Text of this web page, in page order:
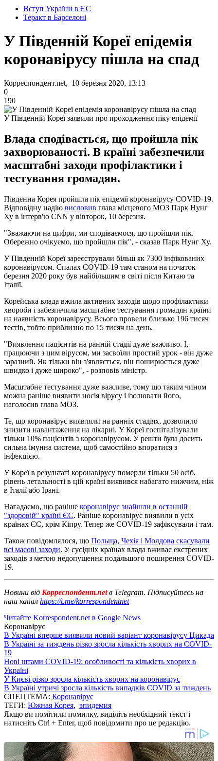
Вступ України в ЄС
Теракт в Барселоні
У Південній Кореї епідемія
коронавірусу пішла на спад
Корреспондент.net, 10 березня 2020, 13:13
0
190
У Південній Кореї заявили про проходження піку епідемії
Влада сподівається, що пройшла пік
захворюваності. В країні забезпечили
масштабні заходи профілактики і
тестування громадян.
Південна Корея пройшла пік епідемії коронавірусу COVID-19.
Відповідну надію висловив глава місцевого МОЗ Парк Нунг
Ху в інтерв'ю CNN у вівторок, 10 березня.
"Зважаючи на цифри, ми сподіваємося, що пройшли пік.
Обережно очікуємо, що пройшли пік", - сказав Парк Нунг Ху.
У Південній Кореї зареєстрували більш як 7300 інфікованих
коронавірусом. Спалах COVID-19 там станом на початок
березня 2020 року був найбільшим в світі після Китаю та
Італії.
Корейська влада вжила активних заходів щодо профілактики
хвороби і забезпечила масштабне тестування громадян країни
на наявність коронавірусу. Всього провели близько 196 тисяч
тестів, тобто приблизно по 15 тисяч на день.
"Виявлення пацієнтів на ранній стадії дуже важливо. І,
працюючи з цим вірусом, ми засвоїли простий урок - він дуже
заразний. Як тільки він з'являється, він поширюється дуже
швидко і дуже широко", - розповів міністр.
Масштабне тестування дуже важливе, тому що таким чином
можна раніше виявити носія вірусу і ізолювати його,
наголосив глава МОЗ.
Те, що коронавірус виявляли на ранніх стадіях, дозволило
знизити навантаження на лікарні. У Кореї госпіталізували
тільки 10% пацієнтів з коронавірусом. У решти була досить
сильна імунна система, щоб самостійно впоратися з
інфекцією.
У Кореї в результаті коронавірусу померли тільки 50 осіб,
рівень летальності в цій країні виявився набагато нижчим, ніж
в Італії або Ірані.
Нагадаємо, що раніше коронавірус знайшли в останній
"здоровій" країні ЄС. Раніше коронавірус виявили в усіх
країнах ЄС, крім Кіпру. Тепер же COVID-19 зафіксували і там.
Також повідомлялося, що Польща, Чехія і Молдова скасували
всі масові заходи. У сусідніх країнах влада вживає екстрених
заходів з метою недопущення подальшого поширення COVID-
19.
Новини від Корреспондент.netв Telegram. Підписуйтесь на
наш канал https://t.me/korrespondentnet
Читайте Korrespondent.net в Google News
Коронавірус
В Україні вперше виявили новий варіант коронавірусу Цикада
В Україні за тиждень різко зросла кількість хворих на COVID-
19
Нові штами COVID-19: особливості та кількість хворих в
Україні
У Києві різко зросла кількість хворих на коронавірус
В Україні утричі зросла кількість випадків COVID за тиждень
СПЕЦТЕМА: Коронавірус
ТЕГИ: Южная Корея, эпидемия
Якщо ви помітили помилку, виділіть необхідний текст і
натисніть Ctrl + Enter, щоб повідомити про це редакцію.